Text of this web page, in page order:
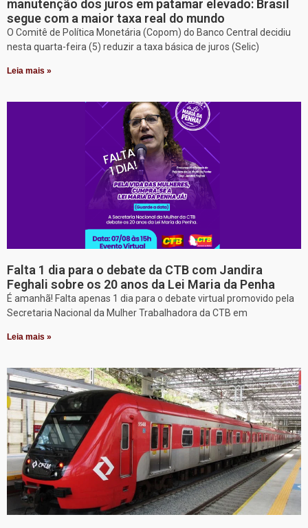
manutenção dos juros em patamar elevado: Brasil
segue com a maior taxa real do mundo
O Comitê de Política Monetária (Copom) do Banco Central decidiu
nesta quarta-feira (5) reduzir a taxa básica de juros (Selic)
Leia mais »
Falta 1 dia para o debate da CTB com Jandira
Feghali sobre os 20 anos da Lei Maria da Penha
É amanhã! Falta apenas 1 dia para o debate virtual promovido pela
Secretaria Nacional da Mulher Trabalhadora da CTB em
Leia mais »